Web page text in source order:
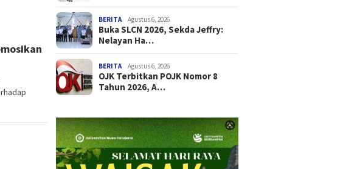
BERITA Agustus 6, 2026
Buka SLCN 2026, Sekda Jeffry:
Nelayan Ha…
BERITA Agustus 6, 2026
OJK Terbitkan POJK Nomor 8
Tahun 2026, A…